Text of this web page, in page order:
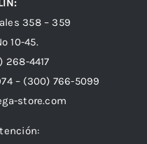
358 – 359
10-45.
268-4417
– (300) 766-5099
store.com